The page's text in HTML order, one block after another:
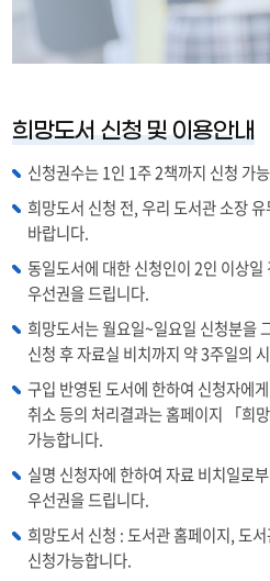
희망도서 신청 및 이용안내
신청권수는 1인 1주 2책까지 신청 가
희망도서 신청 전, 우리 도서관 소장
바랍니다.
동일도서에 대한 신청인이 2인 이상일
우선권을 드립니다.
희망도서는 월요일~일요일 신청분을
신청 후 자료실 비치까지 약 3주일의
구입 반영된 도서에 한하여 신청자에
취소 등의 처리결과는 홈페이지 「희
가능합니다.
실명 신청자에 한하여 자료 비치일로
우선권을 드립니다.
희망도서 신청 : 도서관 홈페이지, 도
신청가능합니다.